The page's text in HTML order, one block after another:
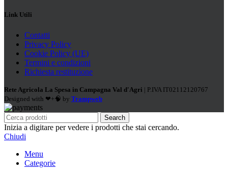
Link Utili
Contatti
Privacy Policy
Cookie Policy (UE)
Termini e condizioni
Richiesta restituzione
Rete Agricola La Spesa in Campagna Val d'Agri | P.IVA IT02112120767
Designed with ❤+🧠 by Trampweb
Search
Inizia a digitare per vedere i prodotti che stai cercando.
Chiudi
Menu
Categorie